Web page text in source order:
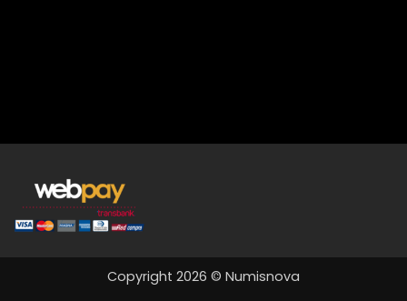
Copyright 2026 © Numisnova